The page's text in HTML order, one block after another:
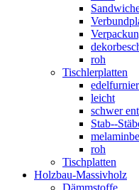
roh
Tischlerplatten
leicht
schwer
Stab--
roh
Tischplatten
Holzbau-Massivholz
Dämmstoffe